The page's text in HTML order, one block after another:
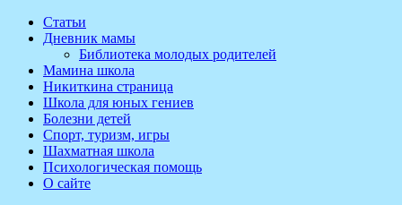
Перейти
содержимому
Статьи
Дневник мамы
Библиотека молодых родителей
Мамина школа
Никиткина страница
Школа для юных гениев
Болезни детей
Спорт, туризм, игры
Шахматная школа
Психологическая помощь
О сайте